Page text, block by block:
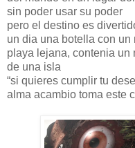
sin poder usar su poder
pero el destino es
un dia una botella con
playa lejana, contenia un
de una isla
“si quieres cumplir tu
alma acambio toma este